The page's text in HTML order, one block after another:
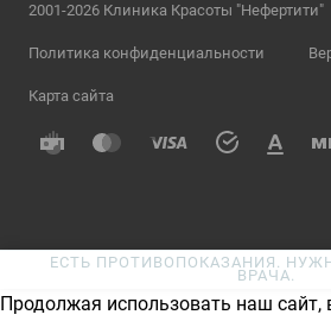
2001-2026 Клиника Красоты "Нефертити"
Политика конфиденциальности
Карта сайта
ЕСТЬ ПРОТИВОПОКАЗАНИЯ.
ВРАЧА.
Продолжая использовать наш сайт,